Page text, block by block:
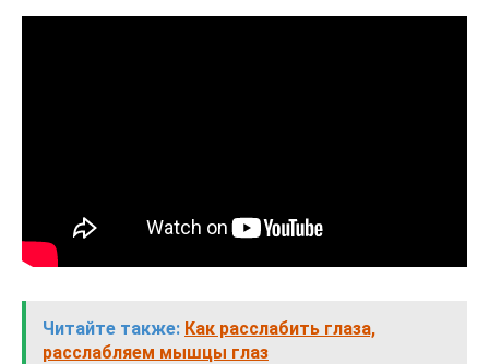
Читайте также: Как расслабить глаза,
расслабляем мышцы глаз